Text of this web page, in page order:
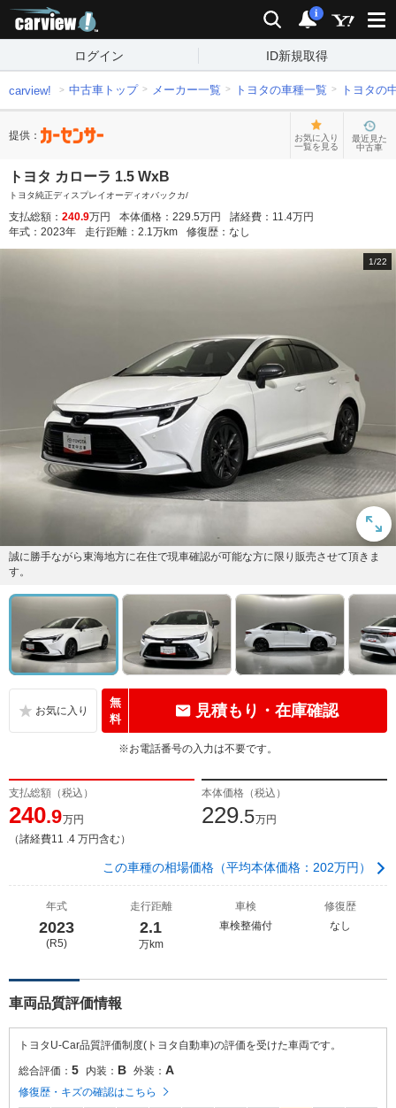
検索 通知
i
ログイン ID新規取得
carview! 中古車トップ メーカー一覧 トヨタの車種一覧 トヨタの
提供：
お気に入り
一覧を見る
最近見た
中古車
トヨタ カローラ 1.5 WxB
トヨタ純正ディスプレイオーディオバックカ/
支払総額： 240.9万円 本体価格： 229.5万円 諸経費： 11.4万円
年式： 2023年 走行距離： 2.1万km 修復歴： なし
1/22
誠に勝手ながら東海地方に在住で現車確認が可能な方に限り販売させて頂きま
す。
無
料
見積もり・在庫確認
※お電話番号の入力は不要です。
支払総額（税込）
240.9万円
（諸経費11 .4 万円含む）
本体価格（税込）
229.5万円
この車種の相場価格（平均本体価格：202万円）
年式
2023
(R5)
走行距離
2.1
万km
車検
車検整備付
修復歴
なし
車両品質評価情報
トヨタU-Car品質評価制度(トヨタ自動車)の評価を受けた車両です。
総合評価： 5 内装： B 外装： A
修復歴・キズの確認はこちら